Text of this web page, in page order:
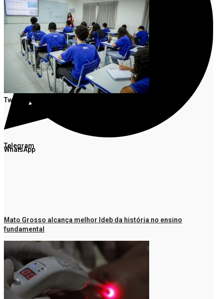
Facebook
Twitter
WhatsApp
Telegram
Mato Grosso alcança melhor Ideb da história no ensino
fundamental